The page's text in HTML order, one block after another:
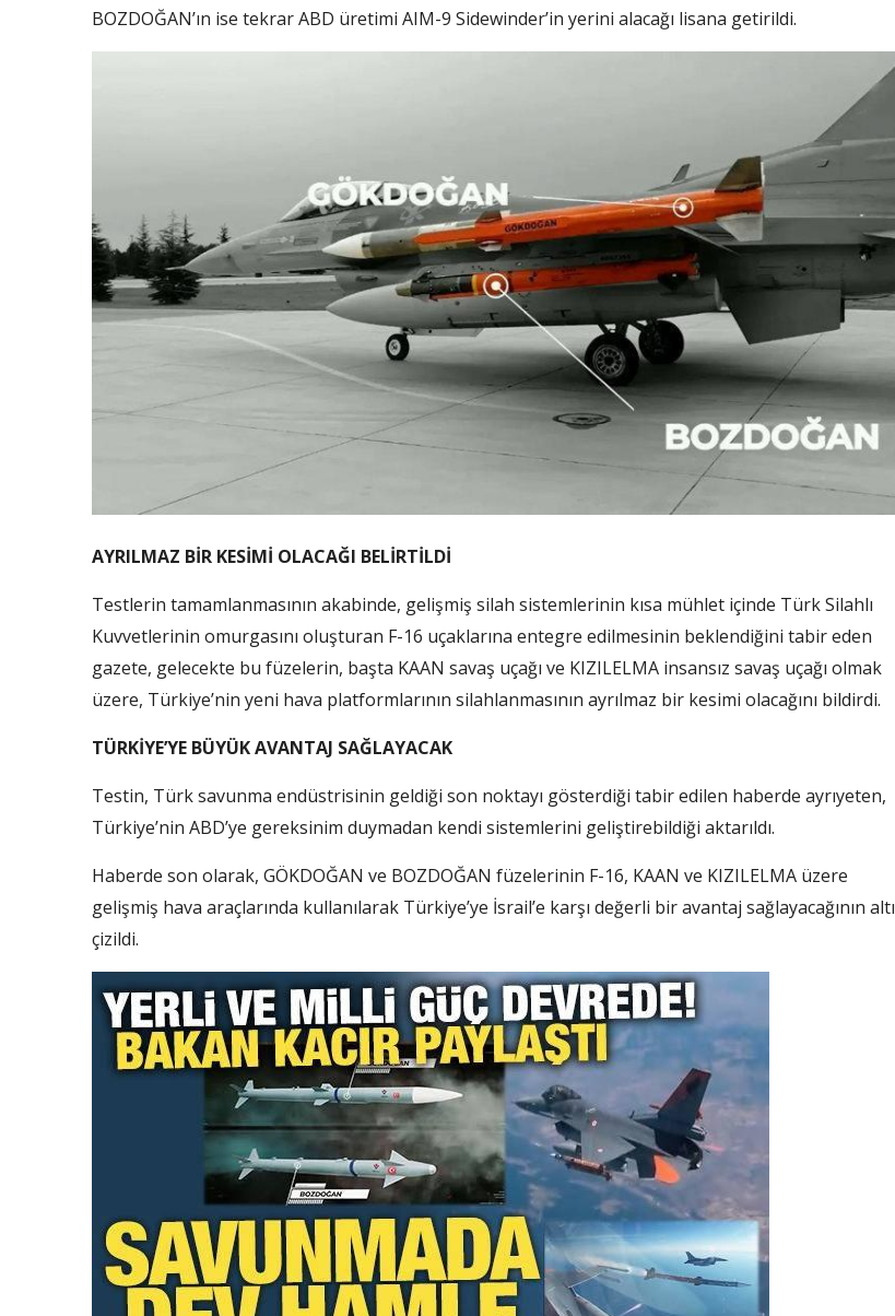
BOZDOĞAN’ın ise tekrar ABD üretimi AIM-9 Sidewinder’in yerini alacağı lisana getirildi.
AYRILMAZ BİR KESİMİ OLACAĞI BELİRTİLDİ
Testlerin tamamlanmasının akabinde, gelişmiş silah sistemlerinin kısa mühlet içinde Türk Silahlı
Kuvvetlerinin omurgasını oluşturan F-16 uçaklarına entegre edilmesinin beklendiğini tabir eden
gazete, gelecekte bu füzelerin, başta KAAN savaş uçağı ve KIZILELMA insansız savaş uçağı olmak
üzere, Türkiye’nin yeni hava platformlarının silahlanmasının ayrılmaz bir kesimi olacağını bildirdi.
TÜRKİYE’YE BÜYÜK AVANTAJ SAĞLAYACAK
Testin, Türk savunma endüstrisinin geldiği son noktayı gösterdiği tabir edilen haberde ayrıyeten,
Türkiye’nin ABD’ye gereksinim duymadan kendi sistemlerini geliştirebildiği aktarıldı.
Haberde son olarak, GÖKDOĞAN ve BOZDOĞAN füzelerinin F-16, KAAN ve KIZILELMA üzere
gelişmiş hava araçlarında kullanılarak Türkiye’ye İsrail’e karşı değerli bir avantaj sağlayacağının altı
çizildi.